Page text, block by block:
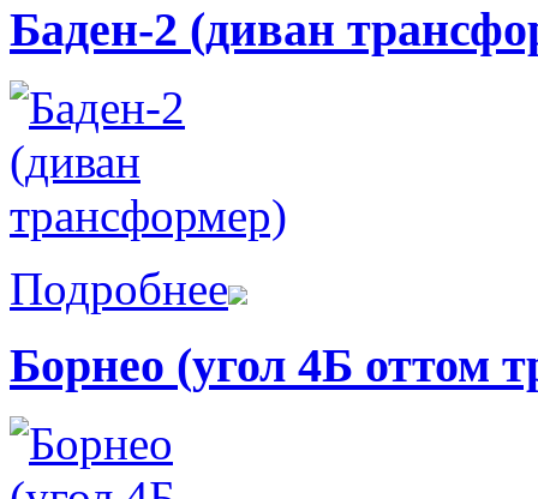
Баден-2 (диван
Подробнее
Борнео (угол 4Б оттом